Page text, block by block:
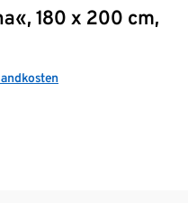
180 x 200 cm,